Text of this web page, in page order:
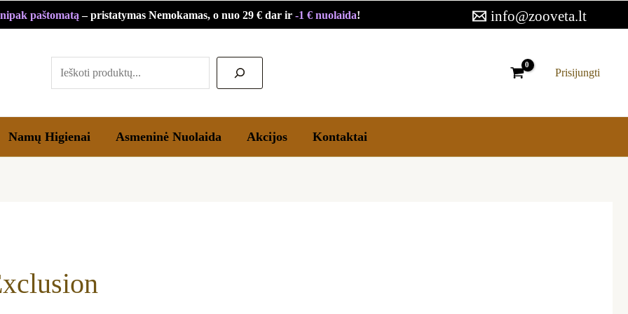
paštomatą – pristatymas Nemokamas, o nuo 29 € dar ir -1 € nuolaida! info@zooveta.lt
Prisijungti
Namų Higienai Asmeninė Nuolaida Akcijos Kontaktai
Rūšiuojama
pagal